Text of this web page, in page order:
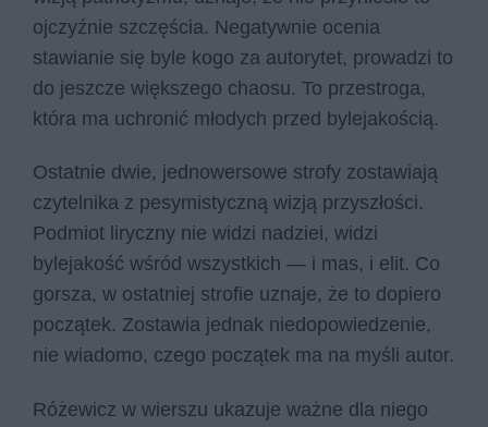
ojczyźnie szczęścia. Negatywnie ocenia
stawianie się byle kogo za autorytet, prowadzi to
do jeszcze większego chaosu. To przestroga,
która ma uchronić młodych przed bylejakością.
Ostatnie dwie, jednowersowe strofy zostawiają
czytelnika z pesymistyczną wizją przyszłości.
Podmiot liryczny nie widzi nadziei, widzi
bylejakość wśród wszystkich — i mas, i elit. Co
gorsza, w ostatniej strofie uznaje, że to dopiero
początek. Zostawia jednak niedopowiedzenie,
nie wiadomo, czego początek ma na myśli autor.
Różewicz w wierszu ukazuje ważne dla niego